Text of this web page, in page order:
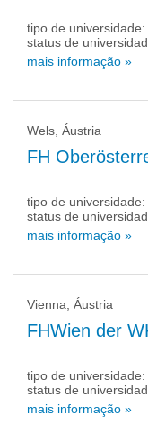
tipo de universidade:
status de
mais informação »
Wels, Áustria
FH
tipo de universidade:
status de
mais informação »
Vienna, Áustria
FHWien der
tipo de universidade:
status de
mais informação »